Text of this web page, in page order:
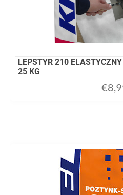
LEPSTYR 210
25 KG
€